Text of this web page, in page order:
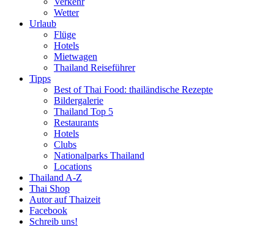
Wetter
Urlaub
Flüge
Hotels
Mietwagen
Thailand Reiseführer
Tipps
Best of Thai Food: thailändische Rezepte
Bildergalerie
Thailand Top 5
Restaurants
Hotels
Clubs
Nationalparks Thailand
Locations
Thailand A-Z
Thai Shop
Autor auf Thaizeit
Facebook
Schreib uns!